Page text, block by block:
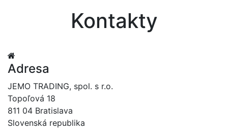
Kontakty
Adresa
JEMO TRADING, spol. s r.o.
Topoľová 18
811 04 Bratislava
Slovenská republika